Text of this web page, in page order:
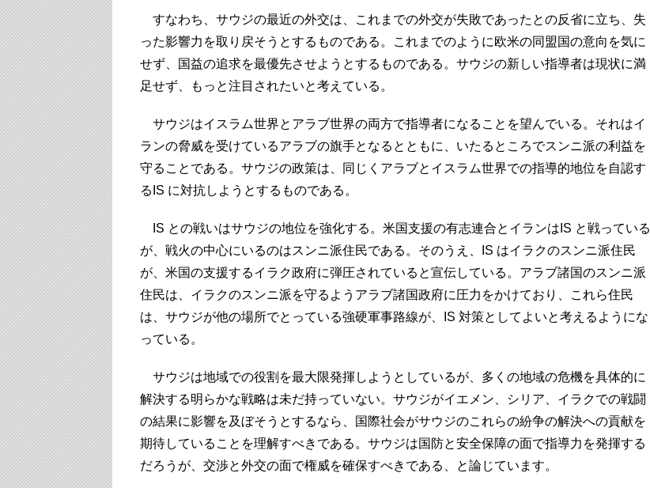
すなわち、サウジの最近の外交は、これまでの外交が失敗であったとの反省に立ち、失
った影響力を取り戻そうとするものである。これまでのように欧米の同盟国の意向を気に
せず、国益の追求を最優先させようとするものである。サウジの新しい指導者は現状に満
足せず、もっと注目されたいと考えている。
サウジはイスラム世界とアラブ世界の両方で指導者になることを望んでいる。それはイ
ランの脅威を受けているアラブの旗手となるとともに、いたるところでスンニ派の利益を
守ることである。サウジの政策は、同じくアラブとイスラム世界での指導的地位を自認す
るIS に対抗しようとするものである。
IS との戦いはサウジの地位を強化する。米国支援の有志連合とイランはIS と戦っている
が、戦火の中心にいるのはスンニ派住民である。そのうえ、IS はイラクのスンニ派住民
が、米国の支援するイラク政府に弾圧されていると宣伝している。アラブ諸国のスンニ派
住民は、イラクのスンニ派を守るようアラブ諸国政府に圧力をかけており、これら住民
は、サウジが他の場所でとっている強硬軍事路線が、IS 対策としてよいと考えるようにな
っている。
サウジは地域での役割を最大限発揮しようとしているが、多くの地域の危機を具体的に
解決する明らかな戦略は未だ持っていない。サウジがイエメン、シリア、イラクでの戦闘
の結果に影響を及ぼそうとするなら、国際社会がサウジのこれらの紛争の解決への貢献を
期待していることを理解すべきである。サウジは国防と安全保障の面で指導力を発揮する
だろうが、交渉と外交の面で権威を確保すべきである、と論じています。